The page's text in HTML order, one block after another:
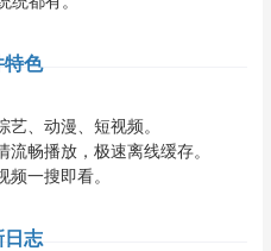
特色
、动漫、短视频。
畅播放，极速离线缓存。
一搜即看。
日志